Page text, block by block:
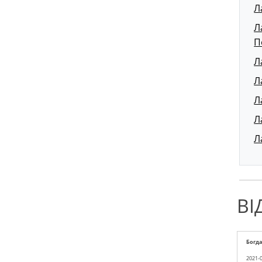
2021-